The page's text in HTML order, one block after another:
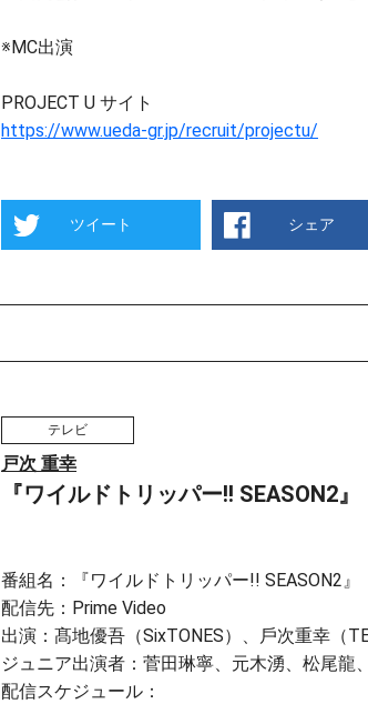
※MC出演
PROJECT U サイト
https://www.ueda-gr.jp/recruit/projectu/
ツイート シェア
テレビ
戸次 重幸
『ワイルドトリッパー!! SEASON2
番組名：『ワイルドトリッパー!! SEASON2』
配信先：Prime Video
出演：髙地優吾（SixTONES）、⼾次重幸（
ジュニア出演者：菅⽥琳寧、元⽊湧、松尾
配信スケジュール：